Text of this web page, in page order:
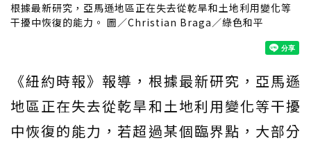
根據最新研究，亞馬遜地區正在失去從乾旱和土地利用變化等
干擾中恢復的能力。 圖／Christian Braga／綠色和平
《紐約時報》報導，根據最新研究，亞馬遜
地區正在失去從乾旱和土地利用變化等干擾
中恢復的能力，若超過某個臨界點，大部分